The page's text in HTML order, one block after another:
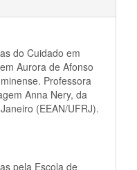
do Cuidado em
Aurora de Afonso
Professora
Anna Nery, da
(EEAN/UFRJ).
pela Escola de